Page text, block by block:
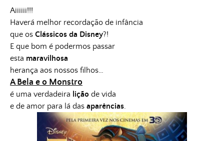
Aiiiiii!!!
Haverá melhor recordação de infância
que os Clássicos da Disney?!
E que bom é podermos passar
esta maravilhosa
herança aos nossos filhos…
A Bela e o Monstro
é uma verdadeira lição de vida
e de amor para lá das aparências.